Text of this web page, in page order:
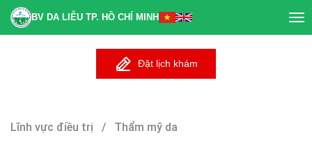
BV DA LIỄU TP. HỒ CHÍ MINH
Đặt lịch khám
Lĩnh vực điều trị / Thẩm mỹ da